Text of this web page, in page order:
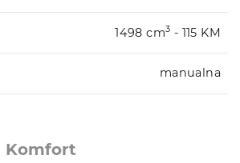
1498 cm3 - 115 KM
manualna
Komfort